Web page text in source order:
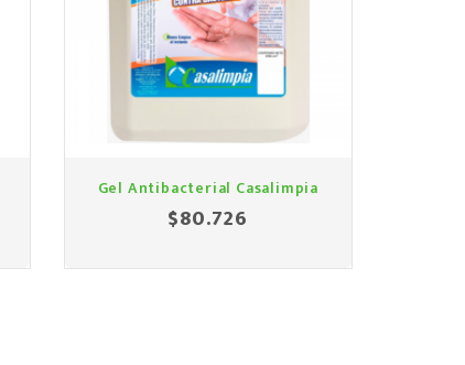
Gel Antibacterial Casalimpia
$80.726